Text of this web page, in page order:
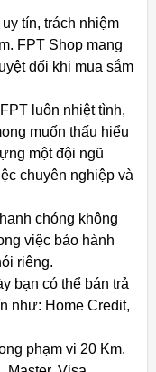
tín, trách nhiệm
FPT Shop mang
đối khi mua sắm
luôn nhiệt tình,
muốn thấu hiểu
một đội ngũ
chuyên nghiệp và
chóng không
việc bảo hành
riêng.
bạn có thể bán trả
như: Home Credit,
phạm vi 20 Km.